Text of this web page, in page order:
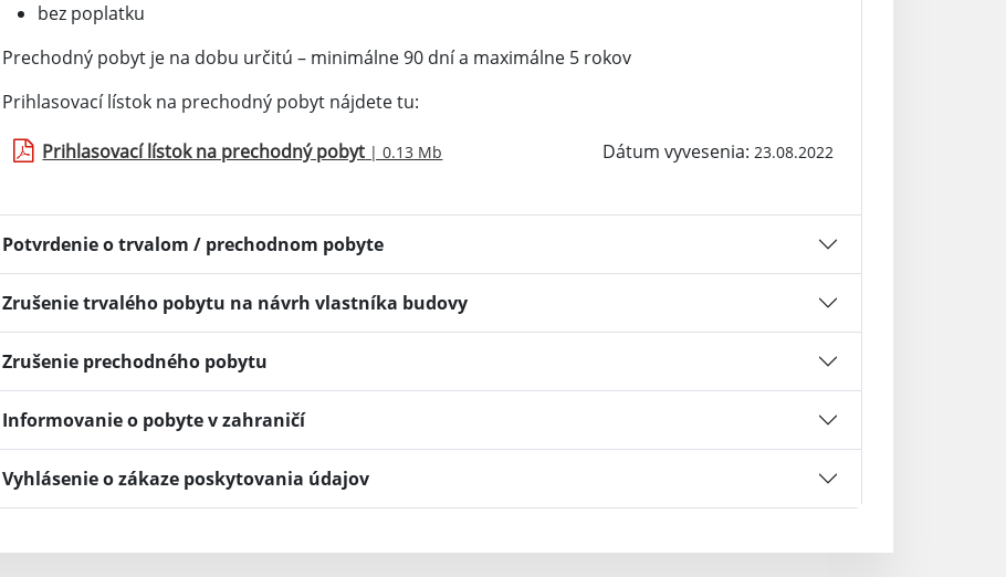
bez poplatku
Prechodný pobyt je na dobu určitú – minimálne 90 dní a maximálne 5 rokov
Prihlasovací lístok na prechodný pobyt nájdete tu:
Prihlasovací lístok na prechodný pobyt | 0.13 Mb Dátum vyvesenia: 23.08.2022
Potvrdenie o trvalom / prechodnom pobyte
Zrušenie trvalého pobytu na návrh vlastníka budovy
Zrušenie prechodného pobytu
Informovanie o pobyte v zahraničí
Vyhlásenie o zákaze poskytovania údajov